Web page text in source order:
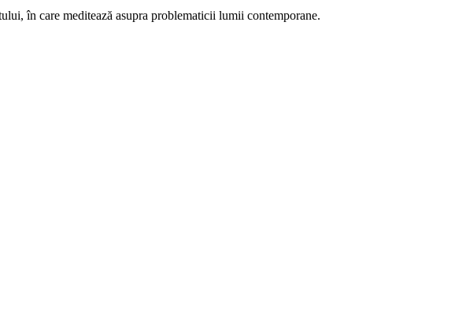
în care meditează asupra problematicii lumii contemporane.